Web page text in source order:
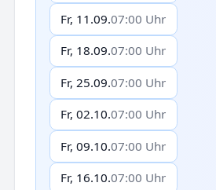
Fr, 11.09.07:00 Uhr
Fr, 18.09.07:00 Uhr
Fr, 25.09.07:00 Uhr
Fr, 02.10.07:00 Uhr
Fr, 09.10.07:00 Uhr
Fr, 16.10.07:00 Uhr